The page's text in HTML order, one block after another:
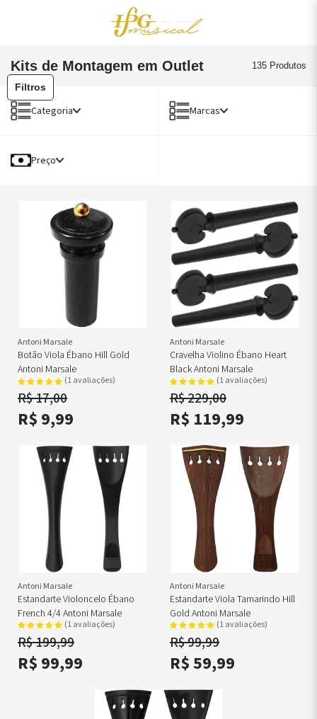
Acessórios OUTLET
Filtros
Kits de Montagem em Outlet 135 Produtos
Categoria Marcas
Preço
Antoni Marsale
Botão Viola Ébano Hill Gold
Antoni Marsale
(1 avaliações)
R$ 17,00
R$ 9,99
Antoni Marsale
Cravelha Violino Ébano Heart
Black Antoni Marsale
(1 avaliações)
R$ 229,00
R$ 119,99
Antoni Marsale
Estandarte Violoncelo Ébano
French 4/4 Antoni Marsale
(1 avaliações)
R$ 199,99
R$ 99,99
Antoni Marsale
Estandarte Viola Tamarindo Hill
Gold Antoni Marsale
(1 avaliações)
R$ 99,99
R$ 59,99